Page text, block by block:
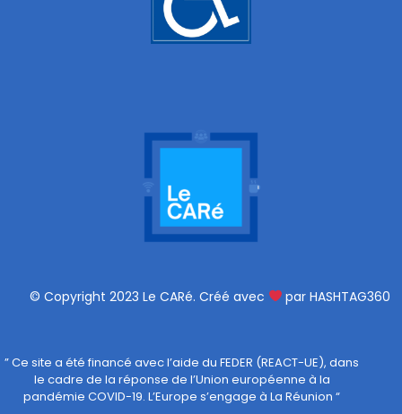
© Copyright 2023 Le CARé. Créé avec par HASHTAG360
” Ce site a été financé avec l’aide du FEDER (REACT-UE), dans
le cadre de la réponse de l’Union européenne à la
pandémie COVID-19. L’Europe s’engage à La Réunion “